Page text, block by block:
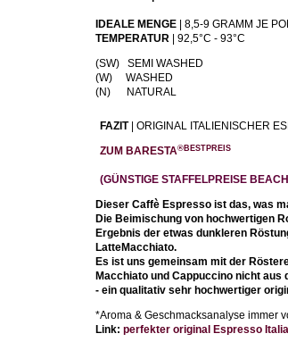
IDEALE MENGE | 8,5-9 GRAMM JE
TEMPERATUR
| 92,5°C - 93°C
(SW) SEMI WASHED
(W) WASHED
(N) NATURAL
FAZIT| ORIGINAL ITALIENISCHER
ZUM BARESTA®BESTPREIS
(GÜNSTIGE STAFFELPREISE
Dieser Caffè Espresso ist das, was
Die Beimischung von hochwertigen
Ergebnis der etwas dunkleren
LatteMacchiato.
Es ist uns gemeinsam mit der
Macchiato und Cappuccino nicht aus
- ein qualitativ sehr hochwertiger
*Aroma & Geschmacksanalyse immer
Link: perfekter original Espresso